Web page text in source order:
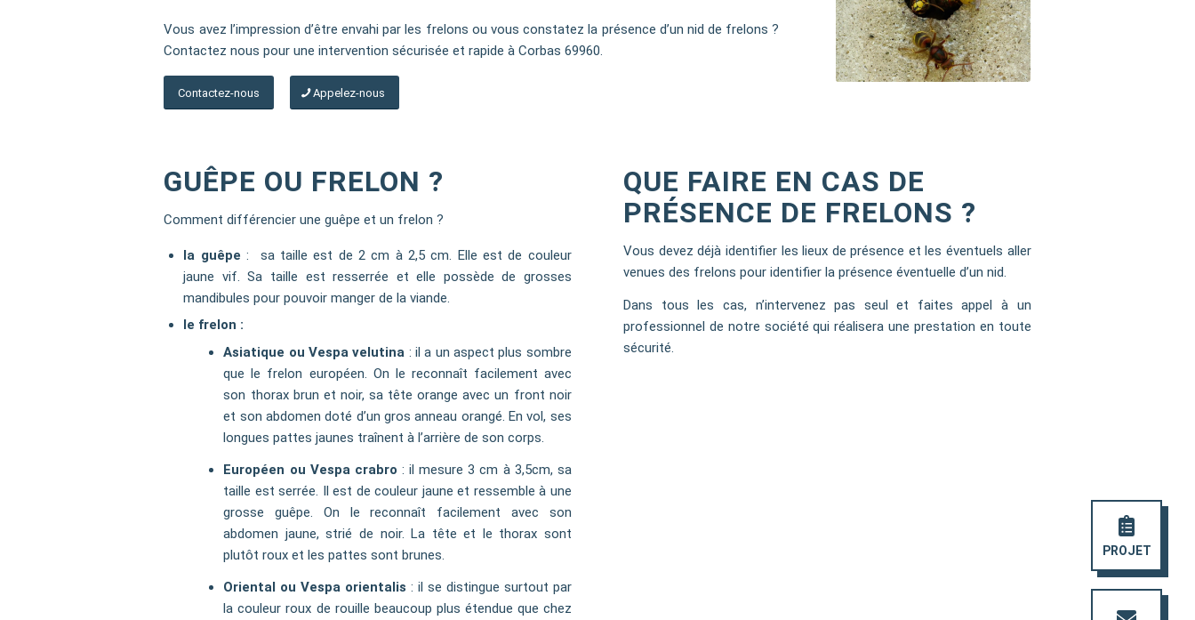
PROJET
Vous avez l’impression d’être envahi par les frelons ou vous constatez la présence d’un nid de frelons ?
Contactez nous pour une intervention sécurisée et rapide à Corbas 69960.
Contactez-nous Appelez-nous
GUÊPE OU FRELON ?
Comment différencier une guêpe et un frelon ?
la guêpe : sa taille est de 2 cm à 2,5 cm. Elle est de couleur
jaune vif. Sa taille est resserrée et elle possède de grosses
mandibules pour pouvoir manger de la viande.
le frelon :
Asiatique ou Vespa velutina : il a un aspect plus sombre
que le frelon européen. On le reconnaît facilement avec
son thorax brun et noir, sa tête orange avec un front noir
et son abdomen doté d’un gros anneau orangé. En vol, ses
longues pattes jaunes traînent à l’arrière de son corps.
Européen ou Vespa crabro : il mesure 3 cm à 3,5cm, sa
taille est serrée. Il est de couleur jaune et ressemble à une
grosse guêpe. On le reconnaît facilement avec son
abdomen jaune, strié de noir. La tête et le thorax sont
plutôt roux et les pattes sont brunes.
Oriental ou Vespa orientalis : il se distingue surtout par
la couleur roux de rouille beaucoup plus étendue que chez
QUE FAIRE EN CAS DE
PRÉSENCE DE FRELONS ?
Vous devez déjà identifier les lieux de présence et les éventuels aller
venues des frelons pour identifier la présence éventuelle d’un nid.
Dans tous les cas, n’intervenez pas seul et faites appel à un
professionnel de notre société qui réalisera une prestation en toute
sécurité.